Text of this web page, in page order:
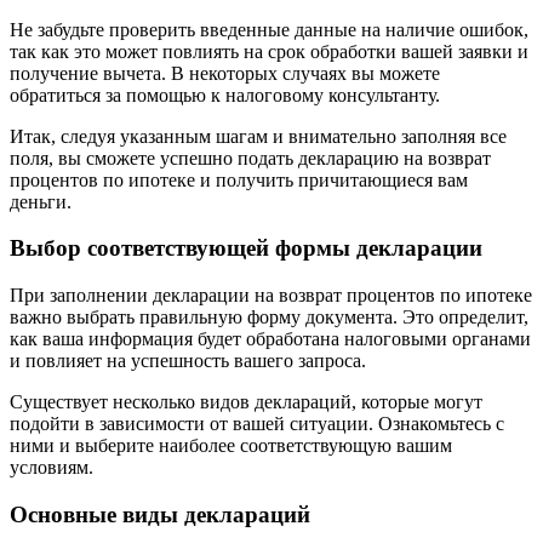
Не забудьте проверить введенные данные на наличие ошибок,
так как это может повлиять на срок обработки вашей заявки и
получение вычета. В некоторых случаях вы можете
обратиться за помощью к налоговому консультанту.
Итак, следуя указанным шагам и внимательно заполняя все
поля, вы сможете успешно подать декларацию на возврат
процентов по ипотеке и получить причитающиеся вам
деньги.
Выбор соответствующей формы декларации
При заполнении декларации на возврат процентов по ипотеке
важно выбрать правильную форму документа. Это определит,
как ваша информация будет обработана налоговыми органами
и повлияет на успешность вашего запроса.
Существует несколько видов деклараций, которые могут
подойти в зависимости от вашей ситуации. Ознакомьтесь с
ними и выберите наиболее соответствующую вашим
условиям.
Основные виды деклараций